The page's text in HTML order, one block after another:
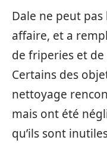
Dale ne peut
affaire, et a
de friperies et
Certains des
nettoyage
mais ont été
qu’ils sont